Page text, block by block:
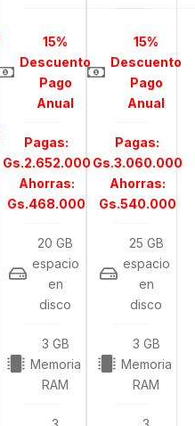
15%
Descuento
Pago
Anual
Pagas:
Gs.2.652.000
Ahorras:
Gs.468.000
20 GB
espacio
en
disco
3 GB
Memoria
RAM
15%
Descuento
Pago
Anual
Pagas:
Gs.3.060.000
Ahorras:
Gs.540.000
25 GB
espacio
en
disco
3 GB
Memoria
RAM